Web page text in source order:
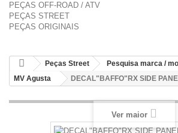
PEÇAS OFF-ROAD / ATV
PEÇAS STREET
PEÇAS ORIGINAIS
Peças Street
Pesquisa marca /
MV Agusta
DECAL"BAFFO"RX SIDE
Ver maior